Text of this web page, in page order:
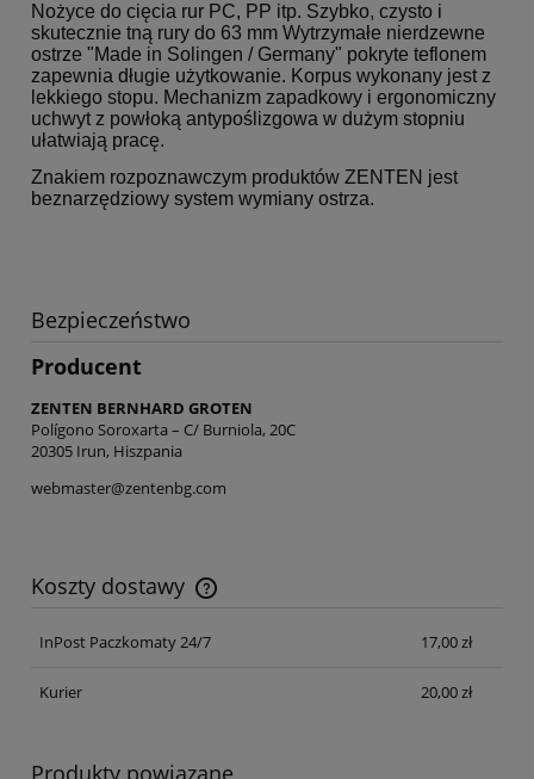
Nożyce do cięcia rur PC, PP itp. Szybko, czysto i
skutecznie tną rury do 63 mm Wytrzymałe nierdzewne
ostrze "Made in Solingen / Germany" pokryte teflonem
zapewnia długie użytkowanie. Korpus wykonany jest z
lekkiego stopu. Mechanizm zapadkowy i ergonomiczny
uchwyt z powłoką antypoślizgowa w dużym stopniu
ułatwiają pracę.
Znakiem rozpoznawczym produktów ZENTEN jest
beznarzędziowy system wymiany ostrza.
Bezpieczeństwo
Producent
ZENTEN BERNHARD GROTEN
Polígono Soroxarta – C/ Burniola, 20C
20305 Irun, Hiszpania
webmaster@zentenbg.com
Koszty dostawy
Cena nie zawiera ewentualnych kosztów płatności
InPost Paczkomaty 24/7
17,00 zł
Kurier 20,00 zł
Produkty powiązane